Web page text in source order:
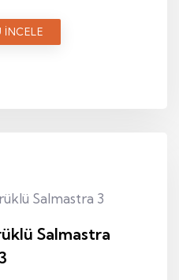
bir sızdırmazlık
İNCELE
Salmastra